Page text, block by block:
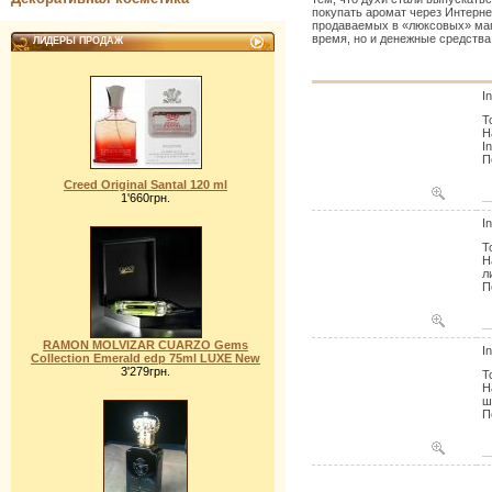
ЛИДЕРЫ ПРОДАЖ
Creed Original Santal 120 ml
1'660грн.
RAMON MOLVIZAR CUARZO Gems
Collection Emerald edp 75ml LUXE New
3'279грн.
покупать аромат через
продаваемых в «люксовых»
время, но и денежные